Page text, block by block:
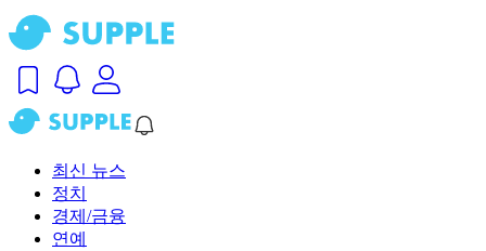
최신 뉴스
정치
경제/금융
연예